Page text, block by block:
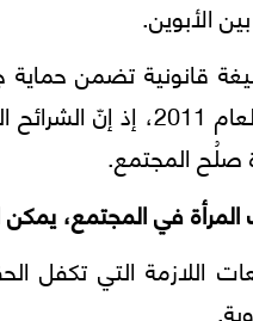
الأبوين.
قانونية تضمن حماية
التي بدأت في
صلُح المجتمع.
في المجتمع، يمكن
اللازمة التي تكفل